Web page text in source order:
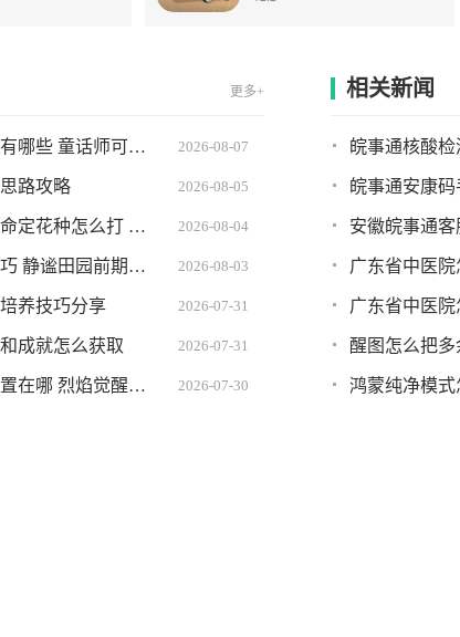
更多+
童话师可以变形的墙有哪些 童话师可以变形的墙推荐 2026-08-07
路攻略 2026-08-05
洛克王国古卷执政官命定花种怎么打 古卷执政官命定花种打法攻略 2026-08-04
静谧田园前期赚钱技巧 静谧田园前期如何快速赚到钱 2026-08-03
养技巧分享 2026-07-31
成就怎么获取 2026-07-31
烈焰觉醒宝藏商人位置在哪 烈焰觉醒宝藏商人坐标 2026-07-30
相关新闻
皖事通安康
安徽皖事通客